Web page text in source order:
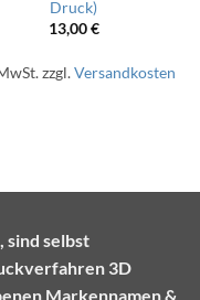
Druck)
13,00€
zzgl.Versandkosten
sind selbst
3D
Markennamen &